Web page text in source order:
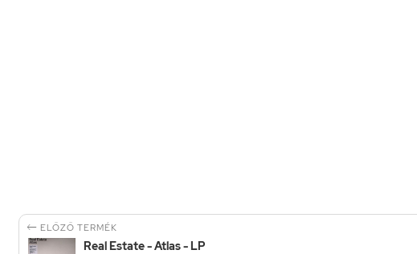
 ELŐZŐ TERMÉK
Real Estate - Atlas - LP